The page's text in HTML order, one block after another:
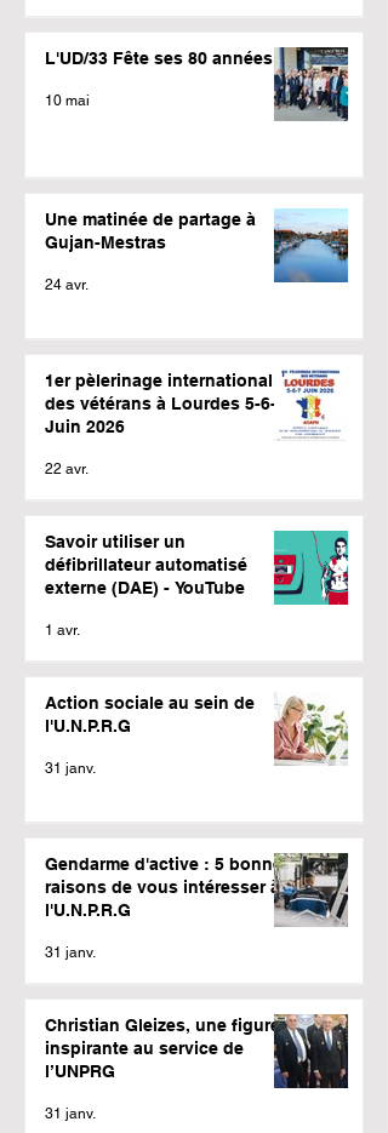
L'UD/33 Fête ses 80 années
10 mai
Une matinée de partage à
Gujan-Mestras
24 avr.
1er pèlerinage international
des vétérans à Lourdes 5-6-7
Juin 2026
22 avr.
Savoir utiliser un
défibrillateur automatisé
externe (DAE) - YouTube
1 avr.
Action sociale au sein de
l'U.N.P.R.G
31 janv.
Gendarme d'active : 5 bonnes
raisons de vous intéresser à
l'U.N.P.R.G
31 janv.
Christian Gleizes, une figure
inspirante au service de
l’UNPRG
31 janv.